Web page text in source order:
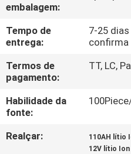
QUALIDADE
CONTACTE-
NOS
NOTÍCIA
CASOS
embalagem:
Tempo de
entrega:
7-25
confirma
Termos de
pagamento:
TT, LC,
Habilidade da
fonte:
Realçar: 110AH lítio
12V lítio